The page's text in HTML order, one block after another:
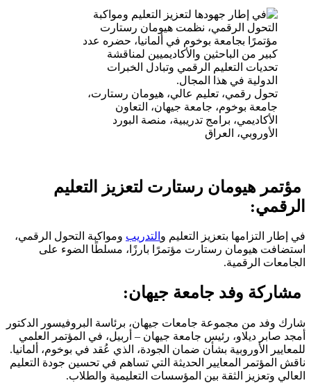
تحول رقمي، تعليم عالي، هيومان رستارت،
جامعة بوخوم، جامعة جيهان، التعاون
الأكاديمي، برامج تدريبية، منصة البورد
الأوروبي، العراق
مؤتمر هيومان رستارت لتعزيز التعليم
الرقمي:
في إطار التزامها بتعزيز التعليم و التدريب ومواكبة التحول الرقمي،
استضافت هيومان رستارت مؤتمرًا بارزًا، مسلطًا الضوء على
الجامعات الرقمية.
مشاركة وفد جامعة جيهان:
شارك وفد من مجموعة جامعات جيهان، برئاسة البروفيسور الدكتور
أمجد صابر ديلاو، رئيس جامعة جيهان – أربيل، في المؤتمر العلمي
للمعايير الأوروبية بشأن ضمان الجودة، الذي عُقد في بوخوم، ألمانيا.
ناقش المؤتمر المعايير الحديثة التي تساهم في تحسين جودة التعليم
العالي وتعزيز الثقة بين المؤسسات التعليمية والطلاب.